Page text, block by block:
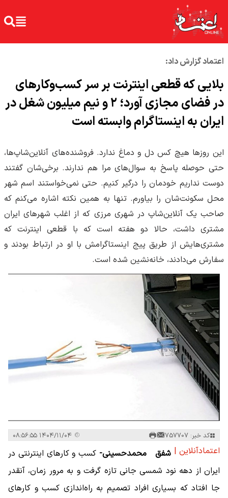
اعتماد گزارش داد:
بلایی که قطعی اینترنت بر سر کسب‌‌وکارهای
در فضای مجازی آورد؛ ۲ و نیم میلیون شغل در
ایران به اینستاگرام وابسته است
این روزها هیچ کس دل و دماغ ندارد. فروشنده‌های آنلاین‌شاپ‌ها،
حتی حوصله پاسخ به سوال‌های مرا هم ندارند. برخی‌شان گفتند
دوست نداریم خودمان را درگیر کنیم. حتی نمی‌خواستند اسم شهر
محل سکونت‌شان را بیاورم. تنها به همین نکته اشاره می‌کنم که
صاحب یک آنلاین‌شاپ در شهری مرزی که از اغلب شهرهای ایران
مشتری داشت، حالا دو هفته است که با قطعی اینترنت که
مشتری‌هایش از طریق پیج اینستاگرامش با او در ارتباط بودند و
سفارش می‌دادند، خانه‌نشین شده است.
کد خبر: 757707
اعتمادآنلاین | شفق محمدحسینی- کسب و کارهای اینترنتی در
ایران از دهه نود شمسی جانی تازه گرفت و به مرور زمان، آنقدر
جا افتاد که بسیاری افراد تصمیم به راه‌اندازی کسب و کارهای